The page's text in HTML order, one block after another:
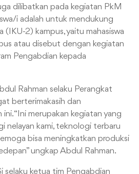
dilibatkan pada kegiatan PkM
i adalah untuk mendukung
(IKU-2) kampus, yaitu mahasiswa
atau disebut dengan kegiatan
Pengabdian kepada
Rahman selaku Perangkat
berterimakasih dan
“Ini merupakan kegiatan yang
nelayan kami, teknologi terbaru
bisa meningkatkan produksi
ungkap Abdul Rahman.
selaku ketua tim Pengabdian